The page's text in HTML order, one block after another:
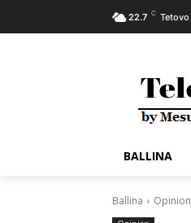
22.7 C Tetovo
BALLINA
Ballina Opinion